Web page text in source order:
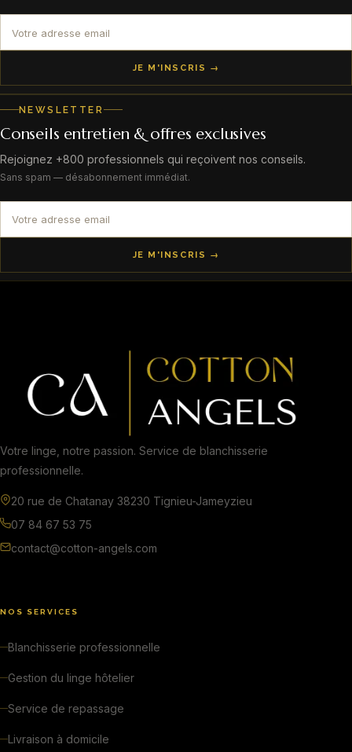
JE M'INSCRIS →
NEWSLETTER
Conseils entretien & offres exclusives
Rejoignez +800 professionnels qui reçoivent nos conseils.
Sans spam — désabonnement immédiat.
JE M'INSCRIS →
Votre linge, notre passion. Service de blanchisserie
professionnelle.
20 rue de Chatanay 38230 Tignieu-Jameyzieu
07 84 67 53 75
contact@cotton-angels.com
NOS SERVICES
Blanchisserie professionnelle
Gestion du linge hôtelier
Service de repassage
Livraison à domicile